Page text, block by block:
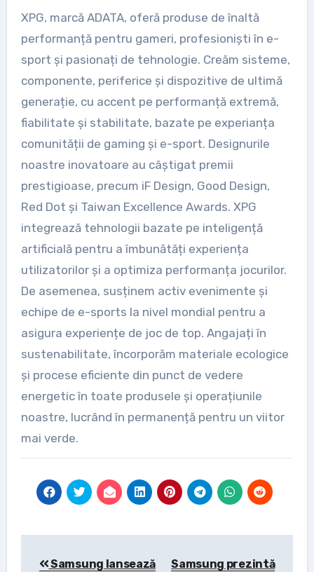
XPG, marcă ADATA, oferă produse de înaltă
performanță pentru gameri, profesioniști în e-
sport și pasionați de tehnologie. Creăm sisteme,
componente, periferice și dispozitive de ultimă
generație, cu accent pe performanță extremă,
fiabilitate și stabilitate, bazate pe experianța
comunității de gaming și e-sport. Designurile
noastre inovatoare au câștigat premii
prestigioase, precum iF Design, Good Design,
Red Dot și Taiwan Excellence Awards. XPG
integrează tehnologii bazate pe inteligență
artificială pentru a îmbunătăți experiența
utilizatorilor și a optimiza performanța jocurilor.
De asemenea, susținem activ evenimente și
echipe de e-sports la nivel mondial pentru a
asigura experiențe de joc de top. Angajați în
sustenabilitate, încorporăm materiale ecologice
și procese eficiente din punct de vedere
energetic în toate produsele și operațiunile
noastre, lucrând în permanență pentru un viitor
mai verde.
Samsung lansează
Samsung prezintă